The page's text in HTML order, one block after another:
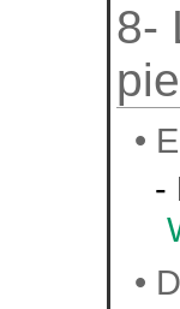
8-
•
-
•